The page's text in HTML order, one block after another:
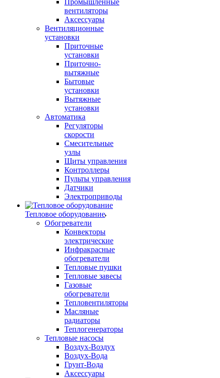
Промышленные
вентиляторы
Аксессуары
Вентиляционные
установки
Приточные
установки
Приточно-
вытяжные
Бытовые
установки
Вытяжные
установки
Автоматика
Регуляторы
скорости
Смесительные
узлы
Щиты управления
Контроллеры
Пульты управления
Датчики
Электроприводы
Тепловое оборудование
Обогреватели
Конвекторы
электрические
Инфракрасные
обогреватели
Тепловые пушки
Тепловые завесы
Газовые
обогреватели
Тепловентиляторы
Масляные
радиаторы
Теплогенераторы
Тепловые насосы
Воздух-Воздух
Воздух-Вода
Грунт-Вода
Аксессуары